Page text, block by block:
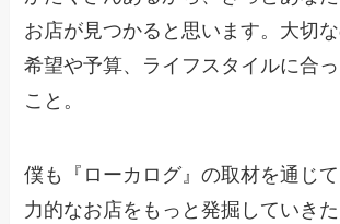
お店が見つかると思います。大切
希望や予算、ライフスタイルに合
こと。
僕も『ローカログ』の取材を通じ
力的なお店をもっと発掘していき